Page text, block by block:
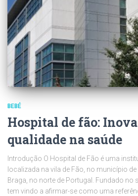
BEBÉ
Hospital de fão:
qualidade na saúde
Introdução O Hospital de Fão é uma
localizada na vila de Fão, no município
Braga, no norte de Portugal. Fundado no
tem vindo a afirmar-se como uma